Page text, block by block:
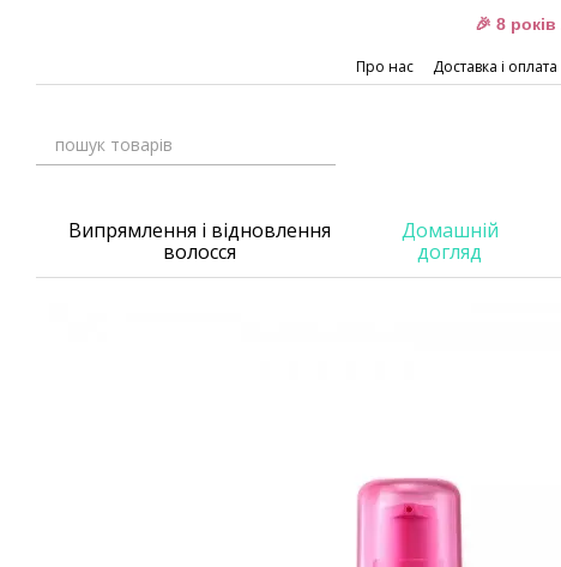
🎉 8
Про нас Доставка і оплата
Випрямлення і відновлення
волосся
Домашній
догляд